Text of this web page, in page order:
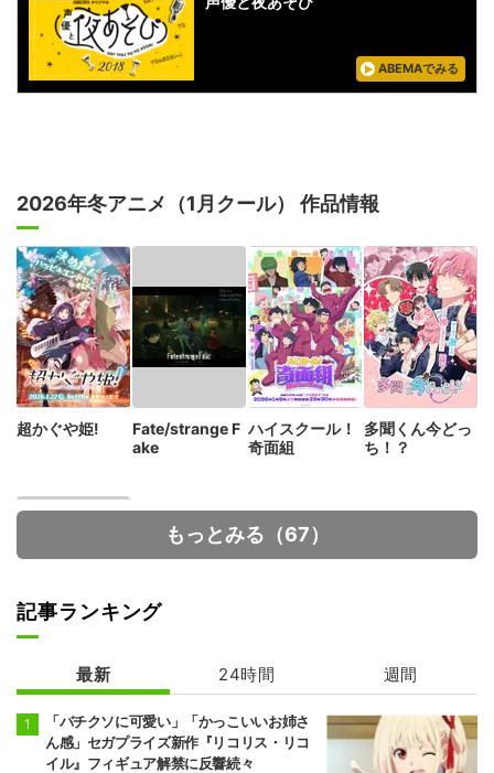
ABEMAでみる
2026年冬アニメ（1月クール） 作品情報
超かぐや姫!
Fate/strange F
ake
ハイスクール！
奇面組
多聞くん今どっ
ち！？
29歳独身中堅冒
険者の日常
もっとみる（67）
記事ランキング
最新 24時間 週間
「バチクソに可愛い」「かっこいいお姉さ
ん感」セガプライズ新作『リコリス・リコ
イル』フィギュア解禁に反響続々